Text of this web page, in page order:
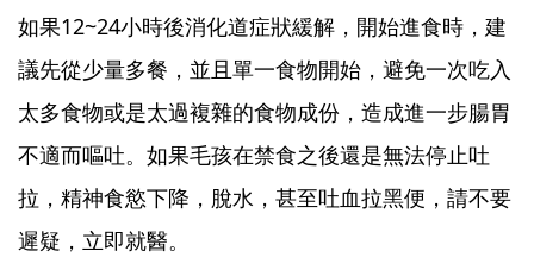
如果12~24小時後消化道症狀緩解，開始進食時，建
議先從少量多餐，並且單一食物開始，避免一次吃入
太多食物或是太過複雜的食物成份，造成進一步腸胃
不適而嘔吐。如果毛孩在禁食之後還是無法停止吐
拉，精神食慾下降，脫水，甚至吐血拉黑便，請不要
遲疑，立即就醫。